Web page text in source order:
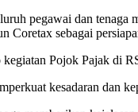
pegawai dan tenaga
Coretax sebagai
Pojok Pajak di
kesadaran dan